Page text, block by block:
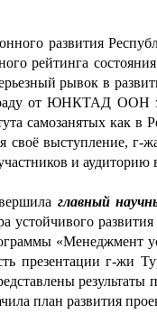
развития
рейтинга
рывок в
от ЮНКТАД ООН за
самозанятых как
своё выступление,
и
главный
устойчивого
«Менеджмент
г-жи
результаты
план развития